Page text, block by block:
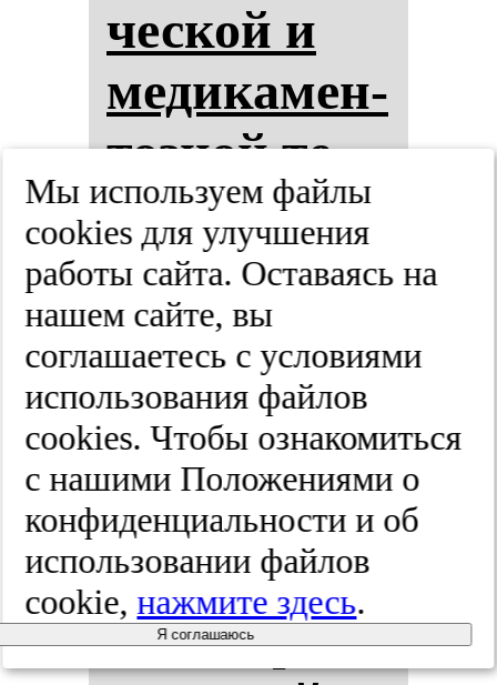
чес­кой и
ме­ди­ка­мен­
тоз­ной те­
ра­пии па­
ци­ен­тов
кар­ди­оло­
ги­чес­ко­го
про­фи­ля,
гос­пи­та­ли­
зи­ро­ван­
ных в фе­де­
Мы используем файлы
cооkies для улучшения
работы сайта. Оставаясь на
нашем сайте, вы
соглашаетесь с условиями
использования файлов
cооkies. Чтобы ознакомиться
с нашими Положениями о
конфиденциальности и об
использовании файлов
cookie,нажмите здесь.
Я соглашаюсь